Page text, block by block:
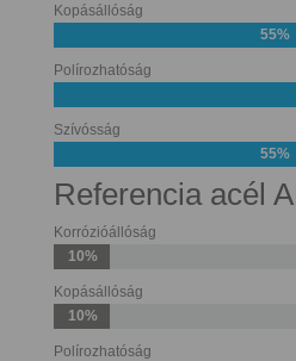
Kopásállóság
55%
Polírozhatóság
Szívósság
55%
Referencia acél
Korrózióállóság
10%
Kopásállóság
10%
Polírozhatóság